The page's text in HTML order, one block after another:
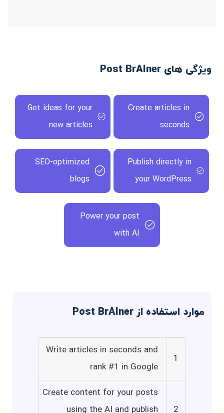
ویژگی های Post BrAIner
Create articles in
seconds
Get ideas for your
new articles
Publish directly in
your WordPress
SEO-optimized
blogs
Power your post
with AI
موارد استفاده از Post BrAIner
1
Write articles in seconds and
rank #1 in Google
2
Create content for your posts
using the AI and publish